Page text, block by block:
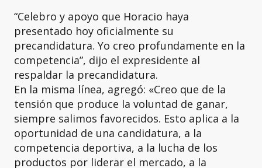
“Celebro y apoyo que Horacio haya
presentado hoy oficialmente su
precandidatura. Yo creo profundamente en la
competencia”, dijo el expresidente al
respaldar la precandidatura.
En la misma línea, agregó: «Creo que de la
tensión que produce la voluntad de ganar,
siempre salimos favorecidos. Esto aplica a la
oportunidad de una candidatura, a la
competencia deportiva, a la lucha de los
productos por liderar el mercado, a la